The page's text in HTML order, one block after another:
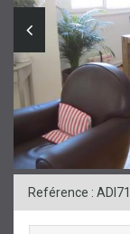
Reférence : ADI71